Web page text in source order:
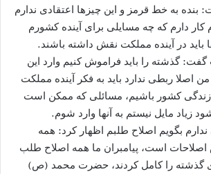
به خط قرمز و این چیزها اعتقادی ندارم
کار دارم که چه مسایلی برای آینده کشورم
در آینده مملکت نقش داشته باشند.
گذشته را باید فراموش کنیم وارد این
اصلا ربطی ندارد باید به فکر آینده مملکت
کشور باشیم، مسائلی که ممکن است
زیاد مایل نیستم به آنها وارد شوم.
ندارم بگویم اصلاح طلبم اظهار کرد: همه
اصلاحات است، پیامبران ما همه اصلاح طلب
گذشته را کامل کردند، حضرت محمد (ص)